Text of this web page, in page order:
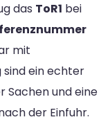
das ToR1 bei
mit
ein echter
Sachen und eine
der Einfuhr.